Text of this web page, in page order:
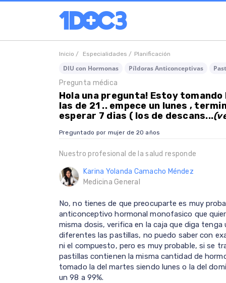
Inicio / Especialidades / Planificación
DIU con Hormonas Píldoras Anticonceptivas
Pregunta médica
Hola una pregunta! Estoy
las de 21 .. empece un lunes ,
esperar 7 dias ( los de descans...
Preguntado por mujer de 20 años
Nuestro profesional de la salud responde
Karina Yolanda Camacho Méndez
Medicina General
No, no tienes de que preocuparte es muy
anticonceptivo hormonal monofasico que
misma dosis, verifica en la caja que diga
diferentes las pastillas, no puedo saber con
ni el compuesto, pero es muy probable, si se
pastillas contienen la misma cantidad de
tomado la del martes siendo lunes o la del
un 98 a 99%.